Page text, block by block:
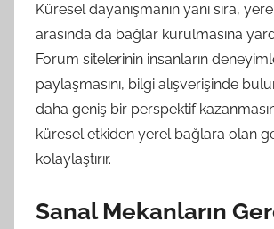
Küresel dayanışmanın yanı sıra,
arasında da bağlar kurulmasına
Forum sitelerinin insanların
paylaşmasını, bilgi alışverişinde
daha geniş bir perspektif
küresel etkiden yerel bağlara olan
kolaylaştırır.
Sanal Mekanların